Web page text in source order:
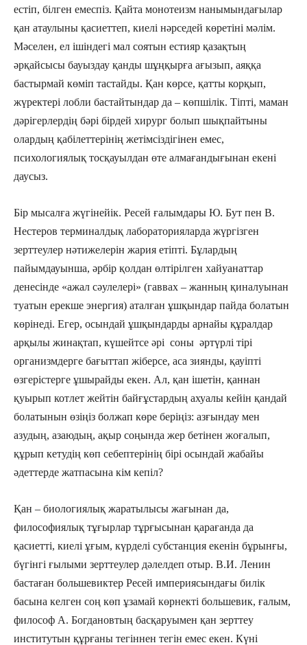
естіп, білген емеспіз. Қайта монотеизм нанымындағылар
қан атаулыны қасиеттеп, киелі нәрседей көретіні мәлім.
Мәселен, ел ішіндегі мал соятын естияр қазақтың
әрқайсысы бауыздау қанды шұңқырға ағызып, аяққа
бастырмай көміп тастайды. Қан көрсе, қатты корқып,
жүректері лобли бастайтындар да – көпшілік. Тіпті, маман
дәрігерлердің бәрі бірдей хирург болып шықпайтыны
олардың қабілеттерінің жетімсіздігінен емес,
психологиялық тосқауылдан өте алмағандығынан екені
даусыз.
Бір мысалға жүгінейік. Ресей ғалымдары Ю. Бут пен В.
Нестеров терминалдық лабораторияларда жүргізген
зерттеулер нәти­желерін жария етіпті. Бұлардың
пайымдауынша, әрбір қолдан өлтірілген хайуанаттар
денесінде «ажал сәулелері» (гаввах – жанның қиналуынан
туатын ерекше энергия) аталған ұшқындар пайда болатын
көрінеді. Егер, осындай ұшқындарды арнайы құралдар
арқылы жинақтап, күшейтсе әрі соны әртүрлі тірі
организмдерге бағыттап жіберсе, аса зиянды, қауіпті
өзгерістерге ұшы­райды екен. Ал, қан ішетін, қаннан
қуырып котлет жейтін байғұстардың ахуалы кейін қандай
болатынын өзіңіз болжап көре беріңіз: азғындау мен
азудың, азаюдың, ақыр соңында жер бетінен жоғалып,
құрып кетудің көп себептерінің бірі осындай жабайы
әдеттерде жатпасына кім кепіл?
Қан – биологиялық жаратылысы жағынан да,
философиялық тұғырлар тұр­ғысынан қарағанда да
қасиетті, киелі ұғым, күрделі субстанция екенін бұрынғы,
бүгінгі ғылыми зерттеулер дәлелдеп отыр. В.И. Ленин
бастаған большевиктер Ресей империясындағы билік
басына келген соң көп ұзамай көрнекті большевик, ғалым,
философ А. Богдановтың басқаруымен қан зерттеу
институтын құрғаны тегіннен тегін емес екен. Күні